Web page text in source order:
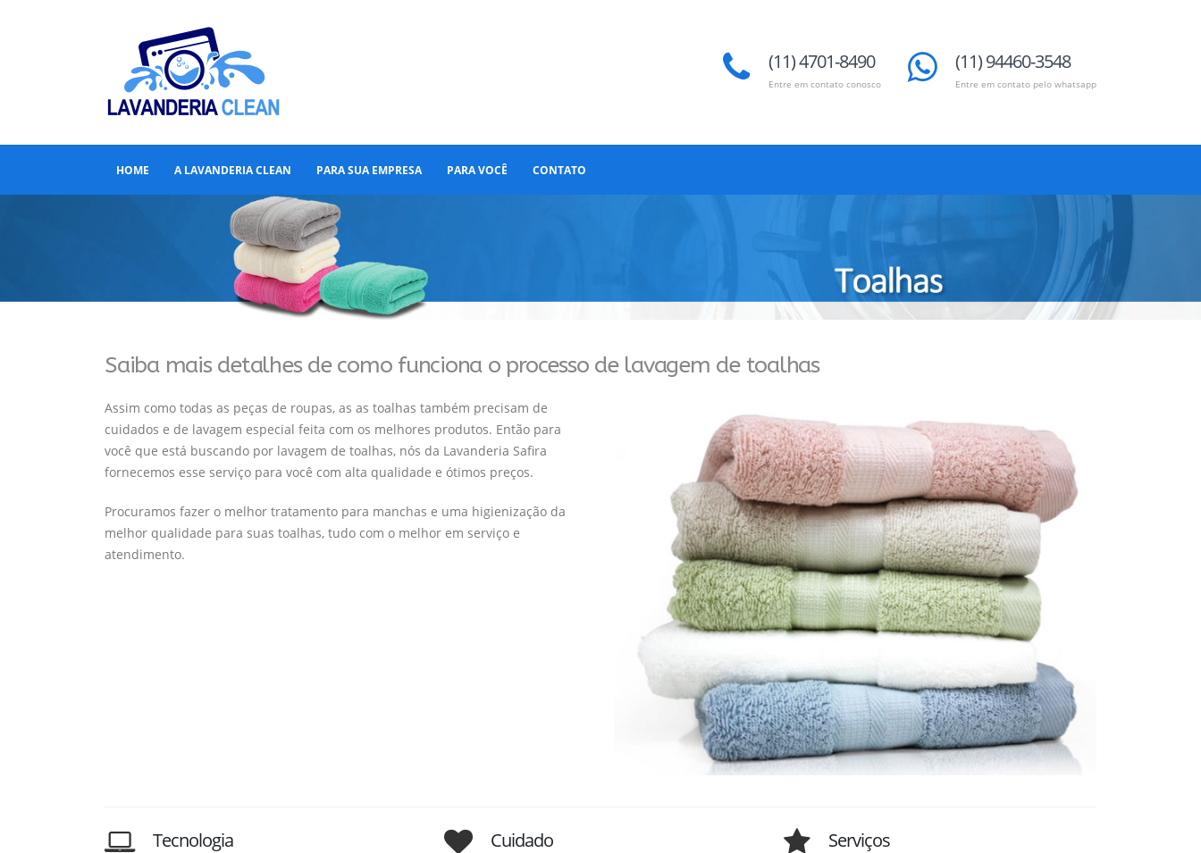
(11) 4701-8490
Entre em contato conosco
(11) 94460-3548
Entre em contato pelo whatsapp
HOME A LAVANDERIA CLEAN PARA SUA EMPRESA PARA VOCÊ CONTATO
Saiba mais detalhes de como funciona o processo de lavagem de toalhas
Assim como todas as peças de roupas, as as toalhas também precisam de
cuidados e de lavagem especial feita com os melhores produtos. Então para
você que está buscando por lavagem de toalhas, nós da Lavanderia Safira
fornecemos esse serviço para você com alta qualidade e ótimos preços.
Procuramos fazer o melhor tratamento para manchas e uma higienização da
melhor qualidade para suas toalhas, tudo com o melhor em serviço e
atendimento.
Tecnologia Cuidado Serviços